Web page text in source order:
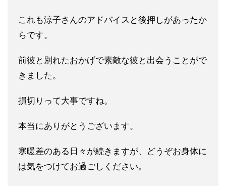
これも涼子さんのアドバイスと後押しがあったか
らです。
前彼と別 れたおかげで素敵な彼と出会うことがで
きました。
損切りって大事ですね。
本当にありがとうございます。
寒暖差のある日々が続きますが、どうぞお身体に
は気をつけてお過 ごしください。